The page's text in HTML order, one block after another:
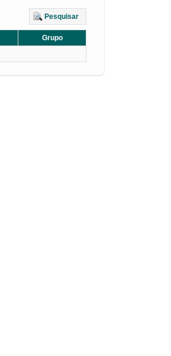
Pesquisar
Grupo